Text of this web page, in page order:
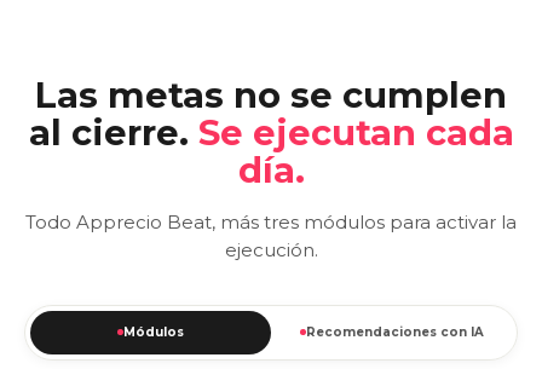
Las metas no se cumplen
al cierre. Se ejecutan cada
día.
Todo Apprecio Beat, más tres módulos para activar la
ejecución.
Módulos Recomendaciones con IA